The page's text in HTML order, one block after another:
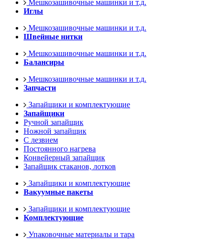
Мешкозашивочные машинки и т.д.
Иглы
Мешкозашивочные машинки и т.д.
Швейные нитки
Мешкозашивочные машинки и т.д.
Балансиры
Мешкозашивочные машинки и т.д.
Запчасти
Запайщики и комплектующие
Запайщики
Ручной запайщик
Ножной запайщик
С лезвием
Постоянного нагрева
Конвейерный запайщик
Запайщик стаканов, лотков
Запайщики и комплектующие
Вакуумные пакеты
Запайщики и комплектующие
Комплектующие
Упаковочные материалы и тара